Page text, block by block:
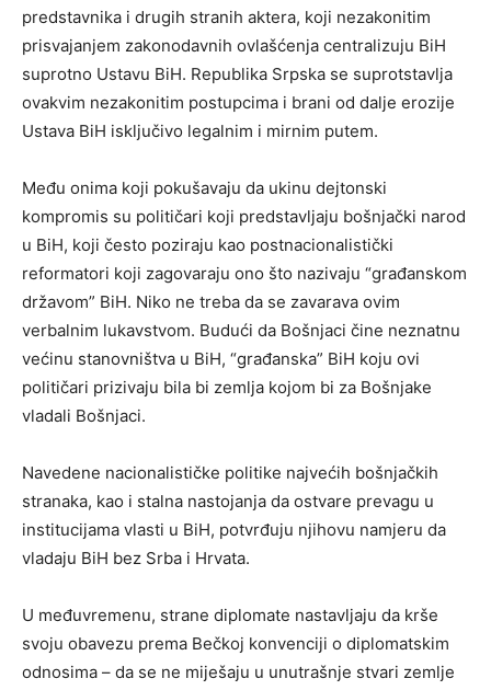
predstavnika i drugih stranih aktera, koji nezakonitim
prisvajanjem zakonodavnih ovlašćenja centralizuju BiH
suprotno Ustavu BiH. Republika Srpska se suprotstavlja
ovakvim nezakonitim postupcima i brani od dalje erozije
Ustava BiH isključivo legalnim i mirnim putem.
Među onima koji pokušavaju da ukinu dejtonski
kompromis su političari koji predstavljaju bošnjački narod
u BiH, koji često poziraju kao postnacionalistički
reformatori koji zagovaraju ono što nazivaju “građanskom
državom” BiH. Niko ne treba da se zavarava ovim
verbalnim lukavstvom. Budući da Bošnjaci čine neznatnu
većinu stanovništva u BiH, “građanska” BiH koju ovi
političari prizivaju bila bi zemlja kojom bi za Bošnjake
vladali Bošnjaci.
Navedene nacionalističke politike najvećih bošnjačkih
stranaka, kao i stalna nastojanja da ostvare prevagu u
institucijama vlasti u BiH, potvrđuju njihovu namjeru da
vladaju BiH bez Srba i Hrvata.
U međuvremenu, strane diplomate nastavljaju da krše
svoju obavezu prema Bečkoj konvenciji o diplomatskim
odnosima – da se ne miješaju u unutrašnje stvari zemlje